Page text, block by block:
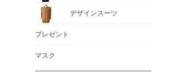
デザインスーツ
プレゼント
マスク